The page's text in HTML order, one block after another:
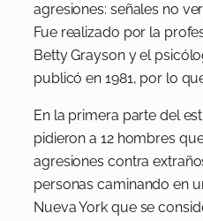
agresiones: señales no
Fue realizado por la
Betty Grayson y el
publicó en 1981, por lo
En la primera parte del
pidieron a 12 hombres
agresiones contra
personas caminando en
Nueva York que se